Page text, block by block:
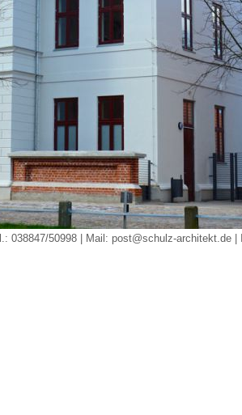
038847/50998 | Mail: post@schulz-architekt.de